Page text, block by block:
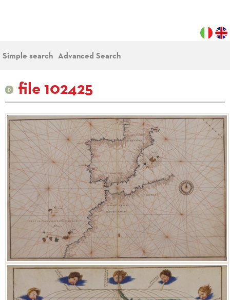
Simple search Advanced Search
file 102425